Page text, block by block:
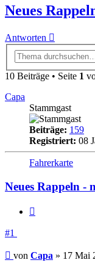
Neues
Antworten
10 Beiträge • Seite 1
Capa
Stammgast
Beiträge: 159
Registriert: 08
Fahrerkarte
Neues Rappeln -
#1
Beitrag
von Capa » 17 Mai